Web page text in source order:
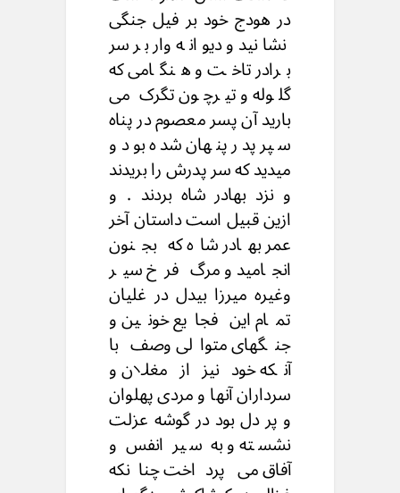
در هودج خود بر فیل جنگی
نشانید و دیوانه وار بر سر
برادر تاخت و هنگامی که
گلوله و تیرچون تگرک می
بارید آن پسر معصوم در پناه
سپر پدر پنهان شده بود و
میدید که سر پدرش را بریدند
و نزد بهادر شاه بردند . و
ازین قبیل است داستان آخر
عمر بهادر شاه که بجنون
انجامید و مرگ فرخ سیر
وغیره میرزا بیدل در غلیان
تمام این فجایع خونین و
جنگهای متوالی وصف با
آنکه خود نیز از مغلان و
سرداران آنها و مردی پهلوان
و پر دل بود در گوشه عزلت
نشسته و به سیر انفس و
آفاق می پرداخت چنانکه